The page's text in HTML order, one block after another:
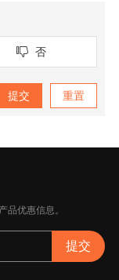
 否
品优惠信息。